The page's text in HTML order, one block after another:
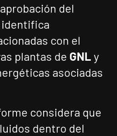
del
identifica
con el
plantas de GNLy
asociadas
considera que
dentro del